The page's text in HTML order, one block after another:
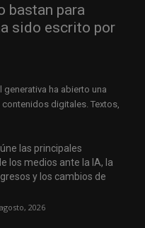
bastan para
sido escrito por
ha abierto una
digitales. Textos,
las principales
los medios ante la IA, la
y los cambios de
2026